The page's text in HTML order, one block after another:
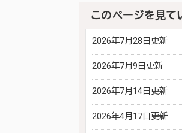
このページを見て
2026年7月28日更新
2026年7月9日更新
2026年7月14日更新
2026年4月17日更新